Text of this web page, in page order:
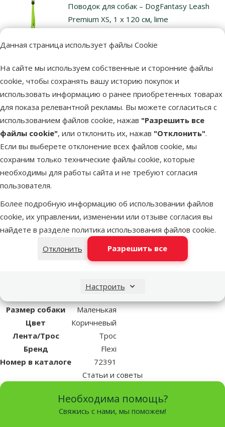
Данная страница использует файлы Cookie
На сайте мы используем собственные и сторонние файлы
cookie, чтобы сохранять вашу историю покупок и
использовать информацию о ранее приобретенных товарах
для показа релевантной рекламы. Вы можете согласиться с
использованием файлов cookie, нажав "Разрешить все
файлы cookie", или отклонить их, нажав "Отклонить".
Если вы выберете отклонение всех файлов cookie, мы
сохраним только технические файлы cookie, которые
необходимы для работы сайта и не требуют согласия
пользователя.
Более подробную информацию об использовании файлов
cookie, их управлении, изменении или отзыве согласия вы
найдете в разделе политика использования файлов cookie.
Отклонить
Разрешить все
Настроить
Поводок для собак – DogFantasy Leash
Premium XS, 1 x 120 см, lime
В наличии В
Другие подобные продукты
Поводок-рулетка для собак - FLEXI Vario Cord S 8м, цвет -
В начало страницы
superzoo.product.detail.content
Поводок-рулетка для собак - FLEXI Vario Cord - для собак
весом до 12 кг, прорезиненные компоненты,
светоотражающие элементы, хромированная застежка, вес
поводка: прибл. 160 г, возможность дополнения VARIO LED
Lighting System, возможность дополнения Multi Box.
Размер собаки
Маленькая
Цвет
Коричневый
Лента/Трос
Трос
Бренд
Flexi
Номер в каталоге
72391
Статьи и советы
Необходима помощь?
Свяжись с нами, мы поможем!